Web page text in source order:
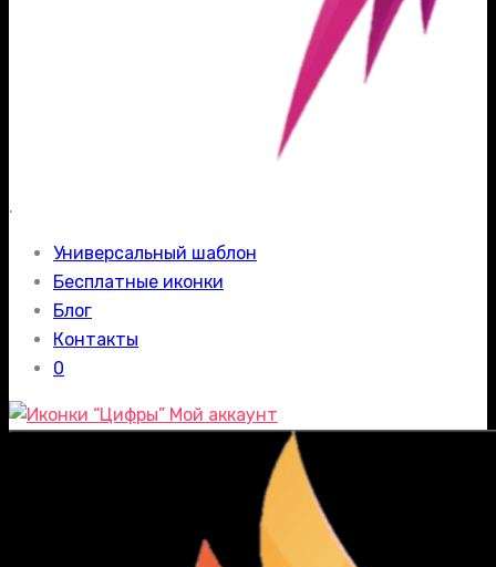
.
Универсальный шаблон
Бесплатные иконки
Блог
Контакты
0
Мой аккаунт